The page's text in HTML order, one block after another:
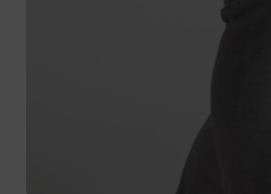
Mode die mitgeht.